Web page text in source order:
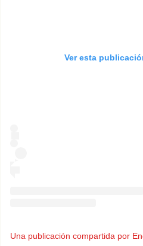
Ver esta
Una publicación compartida por